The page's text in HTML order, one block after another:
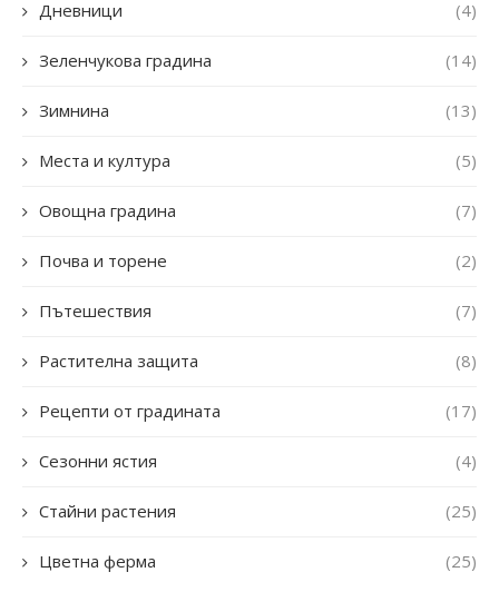
Дневници (4)
Зеленчукова градина (14)
Зимнина (13)
Места и култура (5)
Овощна градина (7)
Почва и торене (2)
Пътешествия (7)
Растителна защита (8)
Рецепти от градината (17)
Сезонни ястия (4)
Стайни растения (25)
Цветна ферма (25)